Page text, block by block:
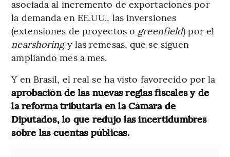
asociada al incremento de exportaciones por
la demanda en EE.UU., las inversiones
(extensiones de proyectos o greenfield) por el
nearshoringy las remesas, que se siguen
ampliando mes a mes.
Y en Brasil, el real se ha visto favorecido por la
aprobación de las nuevas reglas fiscales y de
la reforma tributaria en la Cámara de
Diputados, lo que redujo las incertidumbres
sobre las cuentas públicas.